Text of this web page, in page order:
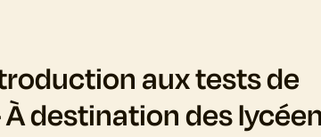
aux tests de
destination des